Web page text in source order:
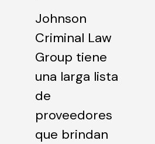
Johnson
Criminal Law
Group tiene
una larga lista
de
proveedores
que brindan